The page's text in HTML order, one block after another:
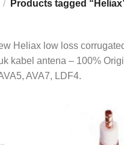
/ Products tagged
Heliax low loss
kabel antena – 100%
AVA7, LDF4.